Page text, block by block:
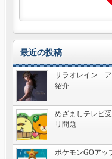
最近の投稿
サラオレイン ア
紹介
めざましテレビ
リ問題
ポケモンGOアッ